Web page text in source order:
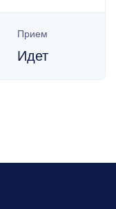
Прием
Идет